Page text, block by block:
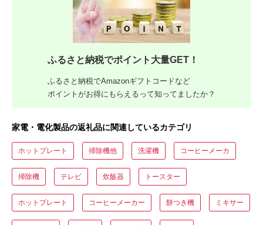
ふるさと納税でポイント大量GET！
ふるさと納税でAmazonギフトコードなど
ポイントがお得にもらえるって知ってましたか？
家電・電化製品の返礼品に関連しているカテゴリ
ホットプレート 掃除機他 洗濯機 コーヒーメーカ
掃除機 テレビ 炊飯器 トースター
ホットプレート コーヒーメーカー 餅つき機 ミキサー